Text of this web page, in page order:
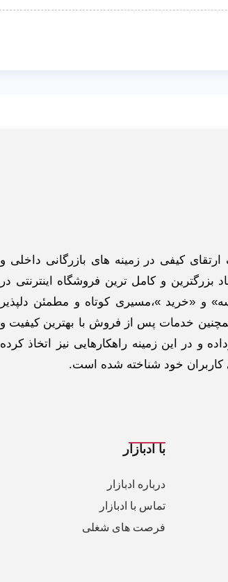
در سال 93 فعالیت خود را با هدف ارتقای کیفی در زمینه های بازرگانی داخلی و
و کامل ترین فروشگاه اینترنتی در
و «خرید »،مسیری کوتاه و مطمئن دلپذیر
خدمات پس از فروش با بهترین کیفیت و
و در این زمینه راهکارهایی نیز اتخاذ کرده
کاربران خود شناخته شده است.
با ادبازار
درباره ادبازار
تماس با ادبازار
فرصت های شغلی